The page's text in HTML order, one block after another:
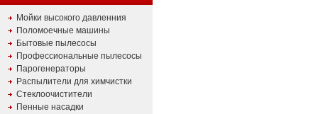
Мойки высокого давленния
Поломоечные машины
Бытовые пылесосы
Профессиональные пылесосы
Парогенераторы
Распылители для химчистки
Стеклоочистители
Пенные насадки